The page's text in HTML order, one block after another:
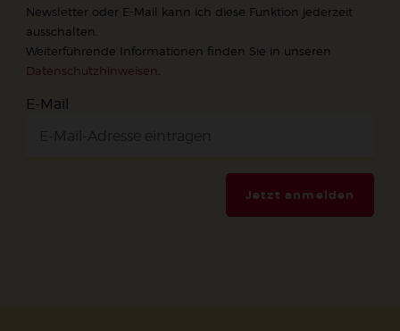
Newsletter oder E-Mail kann ich diese Funktion jederzeit
ausschalten.
Weiterführende Informationen finden Sie in unseren
Datenschutzhinweisen
E-Mail
Jetzt anmelden